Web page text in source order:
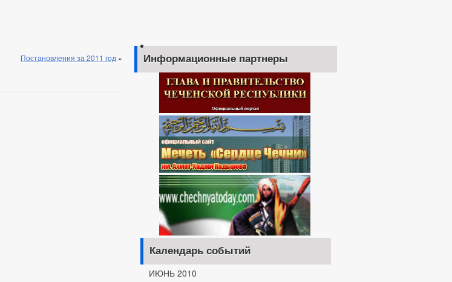
Постановления за 2011 год »
Информационные партнеры
Календарь событий
ИЮНЬ 2010